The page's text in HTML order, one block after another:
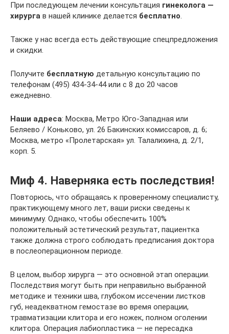
При последующем лечении консультация гинеколога —
хирурга в нашей клинике делается бесплатно.
Также у нас всегда есть действующие спецпредложения
и скидки.
Получите бесплатную детальную консультацию по
телефонам (495) 434-34-44 или с 8 до 20 часов
ежедневно.
Наши адреса: Москва, Метро Юго-Западная или
Беляево / Коньково, ул. 26 Бакинских комиссаров, д. 6;
Москва, метро «Пролетарская» ул. Талалихина, д. 2/1,
корп. 5.
Миф 4. Наверняка есть последствия!
Повторюсь, что обращаясь к проверенному специалисту,
практикующему много лет, ваши риски сведены к
минимуму. Однако, чтобы обеспечить 100%
положительный эстетический результат, пациентка
также должна строго соблюдать предписания доктора
в послеоперационном периоде.
В целом, выбор хирурга — это основной этап операции.
Последствия могут быть при неправильно выбранной
методике и техники шва, глубоком иссечении листков
губ, неадекватном гемостазе во время операции,
травматизации клитора и его ножек, полном оголении
клитора. Операция лабиопластика — не пересадка